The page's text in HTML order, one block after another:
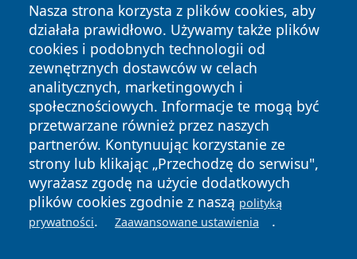
Nasza strona korzysta z plików cookies, aby
działała prawidłowo. Używamy także plików
cookies i podobnych technologii od
zewnętrznych dostawców w celach
analitycznych, marketingowych i
społecznościowych. Informacje te mogą być
przetwarzane również przez naszych
partnerów. Kontynuując korzystanie ze
strony lub klikając „Przechodzę do serwisu",
wyrażasz zgodę na użycie dodatkowych
plików cookies zgodnie z naszą polityką
prywatności. Zaawansowane ustawienia .
Copyright © 2026 suwalkinews.pl Wszystkie prawa
zastrzeżone.
News Autorzy
Polityka
Prywatności
Polityka
Cookies